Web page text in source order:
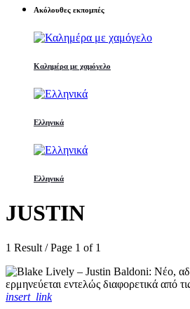
Ακόλουθες εκπομπές
Καλημέρα με χαμόγελο
Ελληνικά
Ελληνικά
JUSTIN
1 Result / Page 1 of 1
insert_link